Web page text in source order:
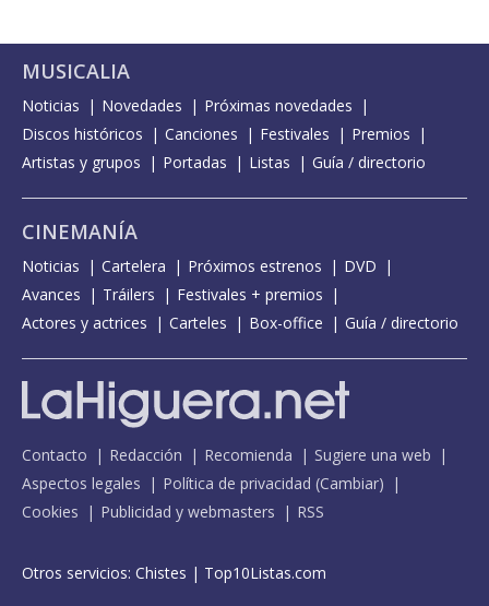
MUSICALIA
Noticias Novedades
Próximas novedades
Discos históricos
Canciones Festivales
Premios
Artistas y grupos
Portadas Listas Guía / directorio
CINEMANÍA
Noticias Cartelera Próximos estrenos
DVD
Avances
Tráilers
Festivales + premios
Actores y actrices
Carteles Box-office Guía / directorio
Contacto Redacción Recomienda
Sugiere una web
Aspectos legales
Política de privacidad (Cambiar)
Cookies
Publicidad y webmasters RSS
Otros servicios: Chistes | Top10Listas.com